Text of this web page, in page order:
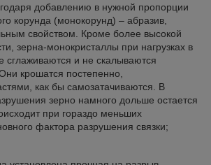
добавлению в нужной пропорции
корунда (монокорунд) – абразив,
свойством. Кроме более высокой
зерна-монокристаллы при нагрузках в
сглаживаются и не скалываются
крошатся постепенно,
как бы самозатачиваются. В
зерно намного дольше остается
при гораздо меньших
фактора разрушения связки;